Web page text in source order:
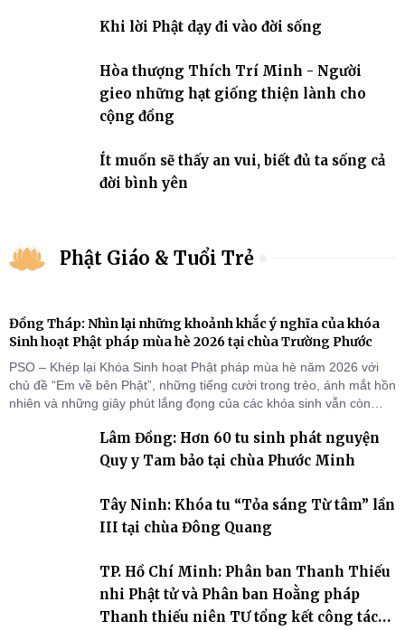
Khi lời Phật dạy đi vào đời sống
Hòa thượng Thích Trí Minh - Người
gieo những hạt giống thiện lành cho
cộng đồng
Ít muốn sẽ thấy an vui, biết đủ ta sống cả
đời bình yên
Phật Giáo & Tuổi Trẻ
Đồng Tháp: Nhìn lại những khoảnh khắc ý nghĩa của khóa
Sinh hoạt Phật pháp mùa hè 2026 tại chùa Trường Phước
PSO – Khép lại Khóa Sinh hoạt Phật pháp mùa hè năm 2026 với
chủ đề “Em về bên Phật”, những tiếng cười trong trẻo, ánh mắt hồn
nhiên và những giây phút lắng đọng của các khóa sinh vẫn còn
Tháp). Những tuần tu học ngắn ngủi nhưng đã trở thành hành
trang quý báu, gieo những hạt giống thiện l
Lâm Đồng: Hơn 60 tu sinh phát nguyện
Quy y Tam bảo tại chùa Phước Minh
Tây Ninh: Khóa tu “Tỏa sáng Từ tâm” lần
III tại chùa Đông Quang
TP. Hồ Chí Minh: Phân ban Thanh Thiếu
nhi Phật tử và Phân ban Hoằng pháp
Thanh thiếu niên TƯ tổng kết công tác